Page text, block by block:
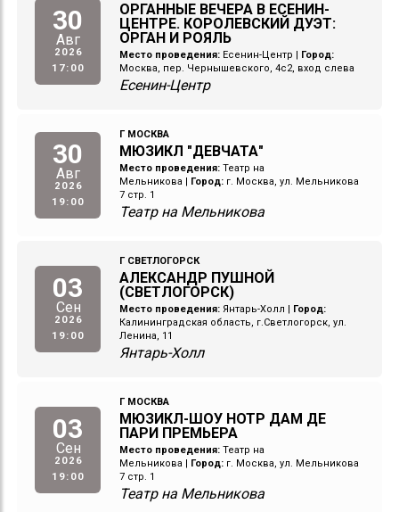
30
Авг
2026
17:00
ОРГАННЫЕ ВЕЧЕРА В ЕСЕНИН-
ЦЕНТРЕ. КОРОЛЕВСКИЙ ДУЭТ:
ОРГАН И РОЯЛЬ
Место проведения: Есенин-Центр
Город:
Москва, пер. Чернышевского, 4с2, вход слева
Есенин-Центр
30
Авг
2026
19:00
Г МОСКВА
МЮЗИКЛ "ДЕВЧАТА"
Место проведения: Театр на
Мельникова
Город: г. Москва, ул. Мельникова
7 стр. 1
Театр на Мельникова
03
Сен
2026
19:00
Г СВЕТЛОГОРСК
АЛЕКСАНДР ПУШНОЙ
(СВЕТЛОГОРСК)
Место проведения: Янтарь-Холл
Город:
Калининградская область, г.Светлогорск, ул.
Ленина, 11
Янтарь-Холл
03
Сен
2026
19:00
Г МОСКВА
МЮЗИКЛ-ШОУ НОТР ДАМ ДЕ
ПАРИ ПРЕМЬЕРА
Место проведения: Театр на
Мельникова
Город: г. Москва, ул. Мельникова
7 стр. 1
Театр на Мельникова